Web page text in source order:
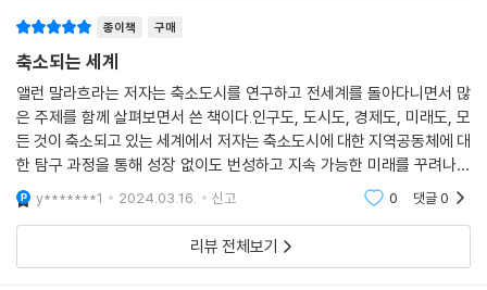
인구 감소는 나날이 심각해지는 경제적 및 〈공간적 불평등〉을 강조한다. 인
구 감소가 경제 성장률의 하락으로 이어지긴 하지만 모두가 그 짐을 공평
하게 나눠 갖지는 않는다. 인구 측면에서 〈승자〉와 〈패자〉로 분류되는 지역
이 생기면서 둘 사이의 격차는 더욱 커질 것이다.
--- p.195
앞으로 파이가 축소될 것은 확실하다. 파이가 커지면 누군가가 이미 손에
쥔 것을 내놓지 않아도 자원을 좀 더 널리 공유할 수 있으며 사람들이 사회
변화에 개방적인 태도를 보일 수 있는 여건이 만들어진다. 반면 파이가 줄
어들면 경제적 자원뿐 아니라 권력과 기회의 지렛대도 모두 움켜쥐고 내놓
나 늘어났고 성인 인구에서 고학력자가 차지하는 비중이 39%에서 59%
로 늘어났다. 반면 인구 감소를 겪는 디트로이트와 존스타운의 성인 거주
자 중 대학 학위 소지자의 비중은 각각 15%, 12%에 불과하다.
미국, 중국, 일본, 한국, 서유럽, 동유럽, 이란, 러시아 등 전 세계의 인구 감
소 현황
저자는 인구 감소로 인한 전 세계 여러 국가의 사회적, 경제적 변화를 데이
터와 함께 생생히 들려주고 있다. 이 책에서 다루고 있는 국가는 다음과 같
종이책 구매
축소되는 세계
앨런 말라흐라는 저자는 축소도시를 연구하고 전세계를 돌아다니면서 많
은 주제를 함께 살펴보면서 쓴 책이다.인구도, 도시도, 경제도, 미래도, 모
든 것이 축소되고 있는 세계에서 저자는 축소도시에 대한 지역공동체에 대
한 탐구 과정을 통해 성장 없이도 번성하고 지속 가능한 미래를 꾸려나갈
방법을 배울 수 있다고 한다.나름 설득력있고 드라이한 문체지만 가독성도
있어서 괜찮았고
y*******1 2024.03.16. 신고 0 댓글0
리뷰 전체보기